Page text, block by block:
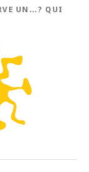
UN…? QUI